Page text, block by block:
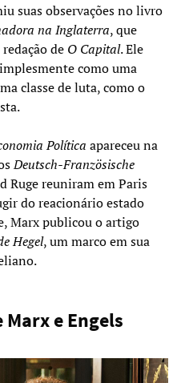
suas observações no livro
na Inglaterra, que
de O Capital. Ele
como uma
classe de luta, como o
Política apareceu na
Deutsch-Französische
Ruge reuniram em Paris
do reacionário estado
Marx publicou o artigo
Hegel, um marco em sua
e Engels